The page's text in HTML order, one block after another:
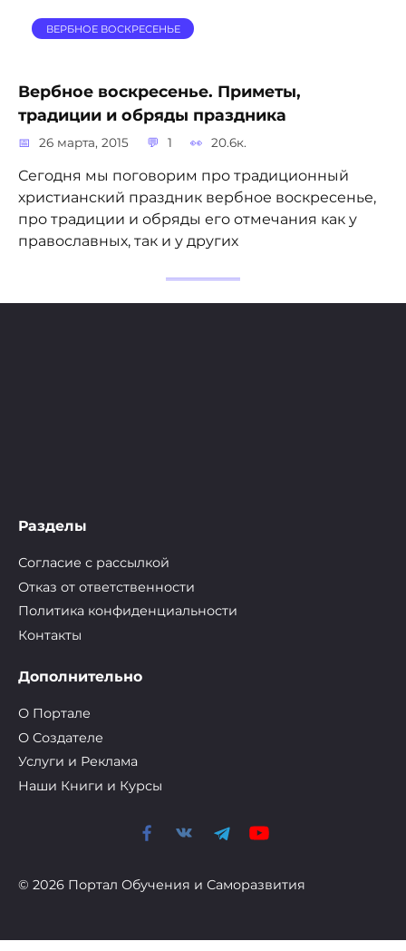
ВЕРБНОЕ ВОСКРЕСЕНЬЕ
Вербное воскресенье. Приметы,
традиции и обряды праздника
26 марта, 2015 1 20.6к.
Сегодня мы поговорим про традиционный
христианский праздник вербное воскресенье,
про традиции и обряды его отмечания как у
православных, так и у других
Разделы
Согласие с рассылкой
Отказ от ответственности
Политика конфиденциальности
Контакты
Дополнительно
О Портале
О Cоздателе
Услуги и Реклама
Наши Книги и Курсы
© 2026 Портал Обучения и Саморазвития